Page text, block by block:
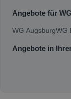
Angebote für
WG AugsburgWG
Angebote in